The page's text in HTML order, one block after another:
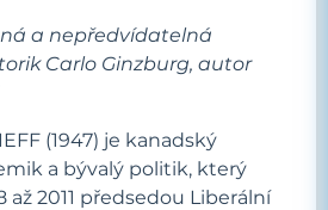
a nepředvídatelná
Carlo Ginzburg, autor
(1947) je kanadský
a bývalý politik, který
2011 předsedou Liberální